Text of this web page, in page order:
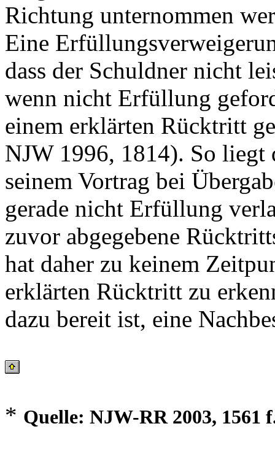
Richtung unternommen
Eine
dass der Schuldner nicht
wenn nicht Erfüllung
einem erklärten Rücktritt
NJW 1996, 1814). So
seinem Vortrag bei
gerade nicht Erfüllung
zuvor abgegebene
hat daher zu keinem
erklärten Rücktritt zu
dazu bereit ist, eine
* Quelle: NJW-RR 2003, 1561